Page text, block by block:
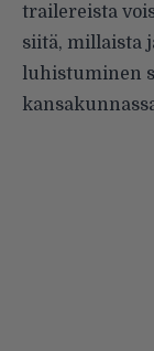
trailereista
siitä, millaista
luhistuminen